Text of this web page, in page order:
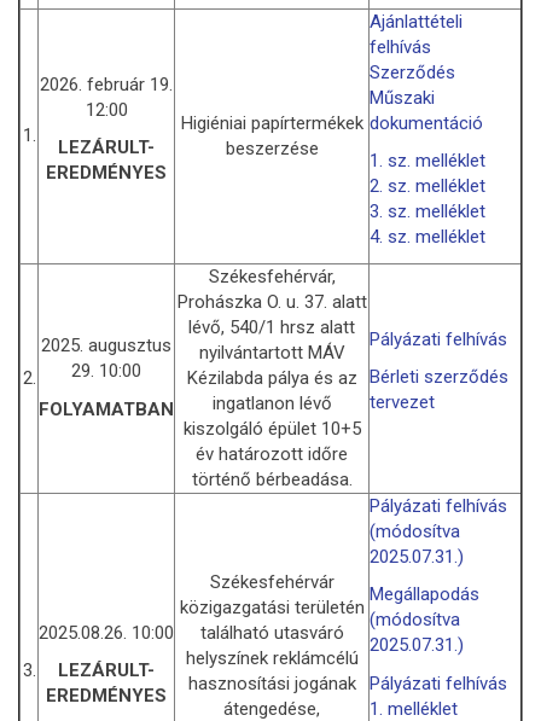
1.
2026. február 19.
12:00
LEZÁRULT-
EREDMÉNYES
Higiéniai papírtermékek
beszerzése
Ajánlattételi
felhívás
Szerződés
Műszaki
dokumentáció
1. sz. melléklet
2. sz. melléklet
3. sz. melléklet
4. sz. melléklet
2.
2025. augusztus
29. 10:00
FOLYAMATBAN
Székesfehérvár,
Prohászka O. u. 37. alatt
lévő, 540/1 hrsz alatt
nyilvántartott MÁV
Kézilabda pálya és az
ingatlanon lévő
kiszolgáló épület 10+5
év határozott időre
történő bérbeadása.
Pályázati felhívás
Bérleti szerződés
tervezet
3.
2025.08.26. 10:00
LEZÁRULT-
EREDMÉNYES
Székesfehérvár
közigazgatási területén
található utasváró
helyszínek reklámcélú
hasznosítási jogának
átengedése,
Pályázati felhívás
(módosítva
2025.07.31.)
Megállapodás
(módosítva
2025.07.31.)
Pályázati felhívás
1. melléklet